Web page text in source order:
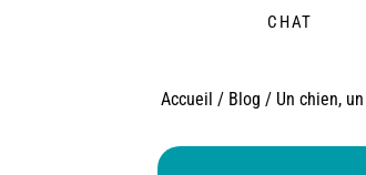
CHAT
Accueil / Blog / Un chien,